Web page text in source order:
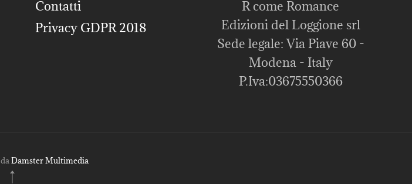
Contatti
Privacy GDPR 2018
R come Romance
Edizioni del Loggione srl
Sede legale: Via Piave 60 -
Modena - Italy
P.Iva:03675550366
Damster Multimedia